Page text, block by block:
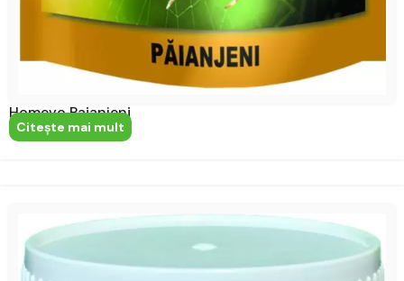
Homevo Paianjeni
Citeşte mai mult